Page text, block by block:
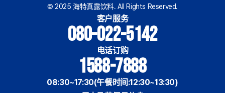
© 2025 海特真露饮料. All Rights Reserved.
客户服务
080-022-5142
电话订购
1588-7888
08:30~17:30(午餐时间:12:30~13:30)